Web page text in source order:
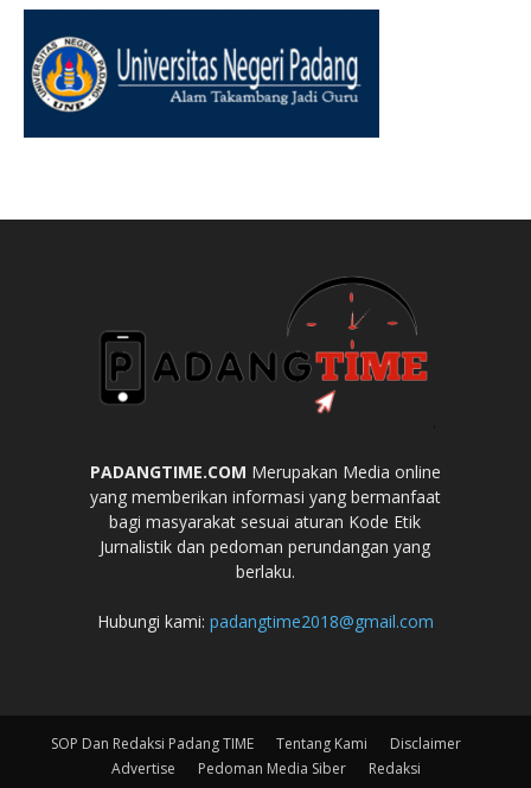
PADANGTIME.COM Merupakan Media online
yang memberikan informasi yang bermanfaat
bagi masyarakat sesuai aturan Kode Etik
Jurnalistik dan pedoman perundangan yang
berlaku.
Hubungi kami: padangtime2018@gmail.com
SOP Dan Redaksi Padang TIME Tentang Kami
Disclaimer
Advertise
Pedoman Media Siber Redaksi